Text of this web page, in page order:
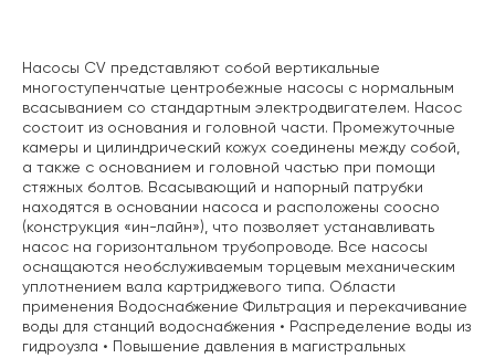
Насосы CV представляют собой вертикальные
многоступенчатые центробежные насосы с нормальным
всасыванием со стандартным электродвигателем. Насос
состоит из основания и головной части. Промежуточные
камеры и цилиндрический кожух соединены между собой,
а также с основанием и головной частью при помощи
стяжных болтов. Всасывающий и напорный патрубки
находятся в основании насоса и расположены соосно
(конструкция «ин-лайн»), что позволяет устанавливать
насос на горизонтальном трубопроводе. Все насосы
оснащаются необслуживаемым торцевым механическим
уплотнением вала картриджевого типа. Области
применения Водоснабжение Фильтрация и перекачивание
воды для станций водоснабжения • Распределение воды из
гидроузла • Повышение давления в магистральных